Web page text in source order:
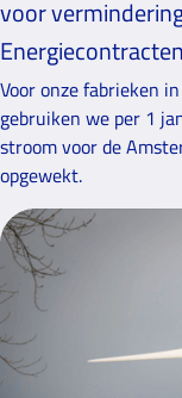
voor
Energiecontracten
Voor onze fabrieken
gebruiken we per 1
stroom voor de
opgewekt.